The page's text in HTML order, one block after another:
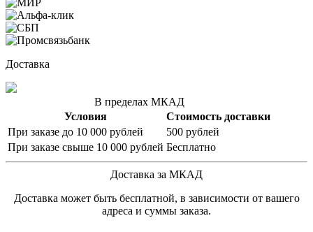
Доставка
В пределах МКАД
Условия
Стоимость доставки
При заказе до 10 000 рублей
500 рублей
При заказе свыше 10 000 рублей Бесплатно
Доставка за МКАД
Доставка может быть бесплатной, в зависимости от вашего
адреса и суммы заказа.